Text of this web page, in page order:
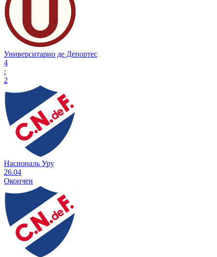
Университарио де Депортес
4
:
2
Насиональ Уру
26.04
Окончен